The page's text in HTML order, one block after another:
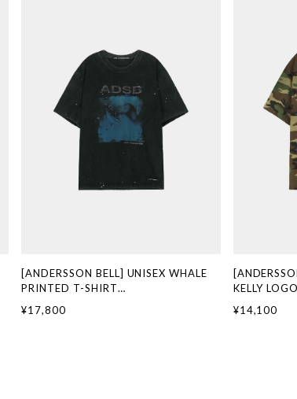
[ANDERSSON BELL] UNISEX WHALE
PRINTED T-SHIRT
ランド 韓国通販 韓国代行 韓国ファッシ
¥17,800
KELLY
ブランド 韓
¥14,100